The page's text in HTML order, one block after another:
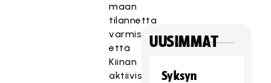
maan
tilannetta
varmistaaksemme,
että
Kiinan
aktiiviset
UUSIMMAT
Syksyn